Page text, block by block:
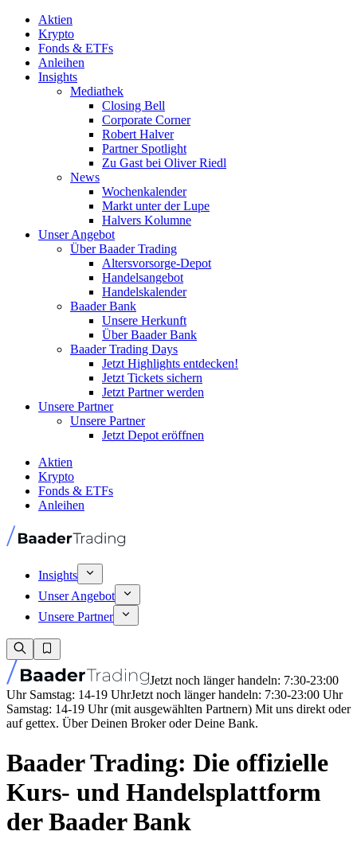
Aktien
Krypto
Fonds & ETFs
Anleihen
Insights
Mediathek
Closing Bell
Corporate Corner
Robert Halver
Partner Spotlight
Zu Gast bei Oliver Riedl
News
Wochenkalender
Markt unter der Lupe
Halvers Kolumne
Unser Angebot
Über Baader Trading
Altersvorsorge-Depot
Handelsangebot
Handelskalender
Baader Bank
Unsere Herkunft
Über Baader Bank
Baader Trading Days
Jetzt Highlights entdecken!
Jetzt Tickets sichern
Jetzt Partner werden
Unsere Partner
Unsere Partner
Jetzt Depot eröffnen
Aktien
Krypto
Fonds & ETFs
Anleihen
Insights
Unser Angebot
Unsere Partner
Jetzt noch länger handeln: 7:30-23:00
Uhr Samstag: 14-19 UhrJetzt noch länger handeln: 7:30-23:00 Uhr
Samstag: 14-19 Uhr (mit ausgewählten Partnern) Mit uns direkt oder
auf gettex. Über Deinen Broker oder Deine Bank.
Baader Trading: Die offizielle
Kurs- und Handelsplattform
der Baader Bank